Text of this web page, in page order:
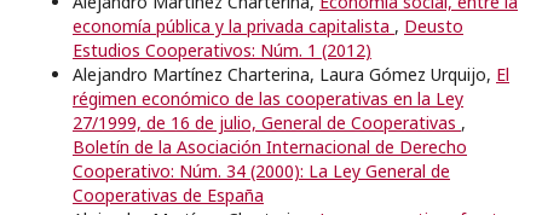
economía pública y la privada capitalista , Deusto
Estudios Cooperativos: Núm. 1 (2012)
Alejandro Martínez Charterina, Laura Gómez Urquijo, El
régimen económico de las cooperativas en la Ley
27/1999, de 16 de julio, General de Cooperativas ,
Boletín de la Asociación Internacional de Derecho
Cooperativo: Núm. 34 (2000): La Ley General de
Cooperativas de España